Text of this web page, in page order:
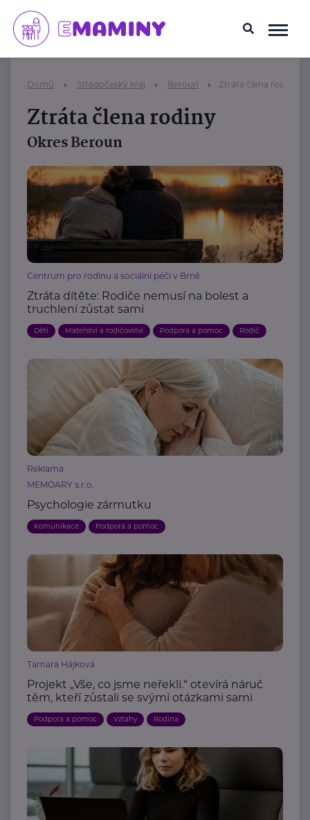
Domů Středočeský kraj Beroun Ztráta člena rodiny
Ztráta člena rodiny
Okres Beroun
Centrum pro rodinu a sociální péči v Brně
Ztráta dítěte: Rodiče nemusí na bolest a
truchlení zůstat sami
Děti Mateřství a rodičovství Podpora a pomoc Rodič
Reklama
MEMOARY s.r.o.
Psychologie zármutku
Komunikace Podpora a pomoc
Tamara Hájková
Projekt „Vše, co jsme neřekli.“ otevírá náruč
těm, kteří zůstali se svými otázkami sami
Podpora a pomoc Vztahy Rodina